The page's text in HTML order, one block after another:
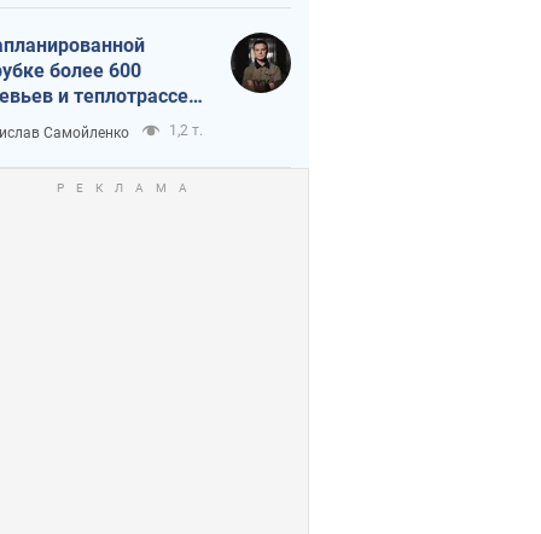
более 600
и теплотрассе:
на
в Киеве
Самойленко 1,2 т.